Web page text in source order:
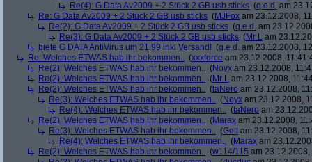
Re(4): G Data Av2009 + 2 Stück 2 GB usb sticks (q.e.d. am
Re: G Data Av2009 + 2 Stück 2 GB usb sticks (MJFox am 23.12.2008,
Re(2): G Data Av2009 + 2 Stück 2 GB usb sticks (q.e.d. am
Re(3): G Data Av2009 + 2 Stück 2 GB usb sticks (Mr L am
biete G DATA AntiVirus um 21,99 inkl Versand! (q.e.d. am 23.12.2008,
Re: Welches ETWAS hab ihr bekommen.. (xxxforce am 23.12.2008,
Re(2): Welches ETWAS hab ihr bekommen.. (Noyx am 23.12.2008,
Re(2): Welches ETWAS hab ihr bekommen.. (Mr L am 23.12.2008,
Re(2): Welches ETWAS hab ihr bekommen.. (taNero am 23.12.2008,
Re(3): Welches ETWAS hab ihr bekommen.. (Noyx am 23.12.2008,
Re(4): Welches ETWAS hab ihr bekommen.. (taNero am
Re(2): Welches ETWAS hab ihr bekommen.. (Marax am 23.12.2008,
Re(3): Welches ETWAS hab ihr bekommen.. (Gott am 23.12.2008,
Re(4): Welches ETWAS hab ihr bekommen.. (Marax am
Re(2): Welches ETWAS hab ihr bekommen.. (w114/115 am 23.12.2008,